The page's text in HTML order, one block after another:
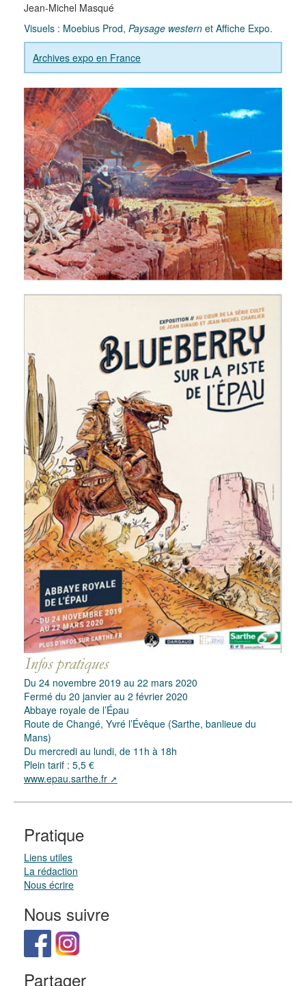
Jean-Michel Masqué
Visuels : Moebius Prod, Paysage western et Affiche Expo.
Archives expo en France
Du 24 novembre 2019 au 22 mars 2020
Fermé du 20 janvier au 2 février 2020
Abbaye royale de l’Épau
Route de Changé, Yvré l’Évêque (Sarthe, banlieue du
Mans)
Du mercredi au lundi, de 11h à 18h
Plein tarif : 5,5 €
www.epau.sarthe.fr
Pratique
Liens utiles
La rédaction
Nous écrire
Nous suivre
Partager